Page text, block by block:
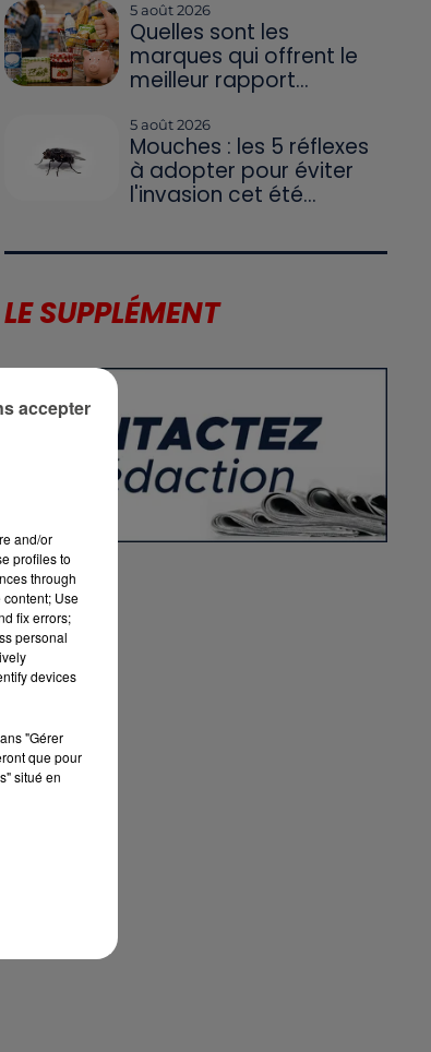
5 août 2026
Quelles sont les
marques qui offrent le
meilleur rapport...
5 août 2026
Mouches : les 5 réflexes
à adopter pour éviter
l'invasion cet été...
LE SUPPLÉMENT
and/or
profiles to
through
Use
fix errors;
personal
devices
"Gérer
que pour
situé en
accepter